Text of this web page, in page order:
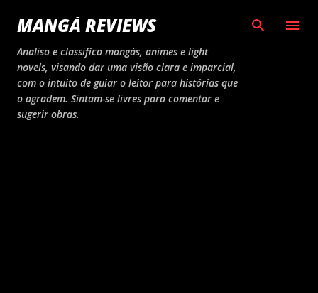
Pular para o conteúdo principal
MANGÁ REVIEWS
Analiso e classifico mangás, animes e light
novels, visando dar uma visão clara e imparcial,
com o intuito de guiar o leitor para histórias que
o agradem. Sintam-se livres para comentar e
sugerir obras.